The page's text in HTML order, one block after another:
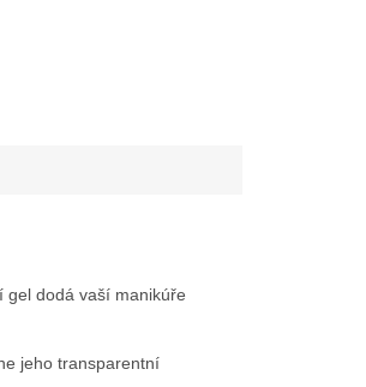
gel dodá vaší manikúře
jeho transparentní